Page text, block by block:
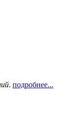
. подробнее...